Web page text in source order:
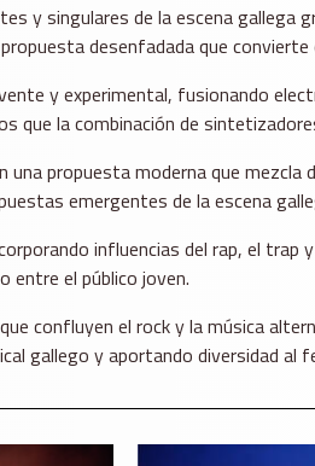
y singulares de la escena gallega
desenfadada que
y experimental, fusionando
que la combinación de
propuesta moderna que
emergentes de la escena
influencias del rap, el
entre el público joven.
confluyen el rock y la música
gallego y aportando diversidad al